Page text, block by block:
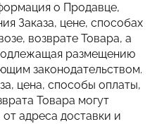
о Продавце,
Заказа, цене, способах
возврате Товара, а
размещению
законодательством.
цена, способы оплаты,
Товара могут
адреса доставки и